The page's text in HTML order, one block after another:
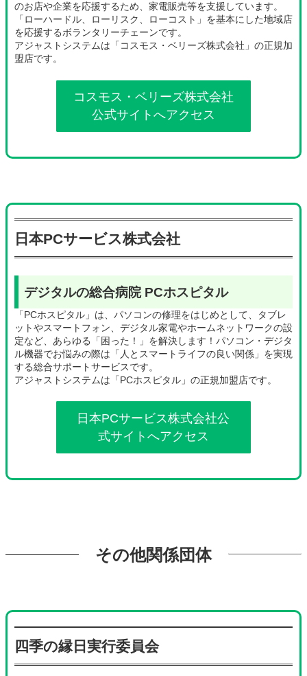
のお店や企業を応援するため、家電販売等を支援しています。
「ローハードル、ローリスク、ローコスト」を基本にした地域店
を応援するボランタリーチェーンです。
アジャストシステムは「コスモス・ベリーズ株式会社」の正規加
盟店です。
コスモス・ベリーズ株式会社
公式サイトへアクセス
日本PCサービス株式会社
デジタルの総合病院 PCホスピタル
「PCホスピタル」は、パソコンの修理をはじめとして、タブレ
ットやスマートフォン、デジタル家電やホームネットワークの設
定など、あらゆる「困った！」を解決します！パソコン・デジタ
ル機器でお悩みの際は「人とスマートライフの良い関係」を実現
する総合サポートサービスです。
アジャストシステムは「PCホスピタル」の正規加盟店です。
日本PCサービス株式会社公
式サイトへアクセス
グ
ル
ン
その他関係団体
四季の縁日実行委員会
グ
ル
ー
プ
リ